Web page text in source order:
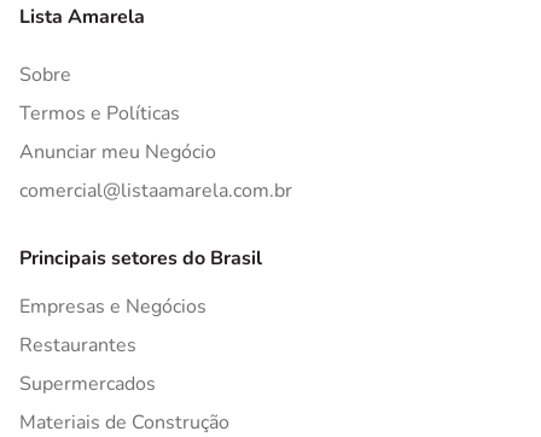
Lista Amarela
Sobre
Termos e Políticas
Anunciar meu Negócio
comercial@listaamarela.com.br
Principais setores do Brasil
Empresas e Negócios
Restaurantes
Supermercados
Materiais de Construção